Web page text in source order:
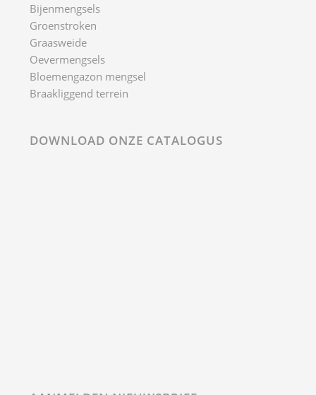
Bijenmengsels
Groenstroken
Graasweide
Oevermengsels
Bloemengazon mengsel
Braakliggend terrein
DOWNLOAD ONZE CATALOGUS